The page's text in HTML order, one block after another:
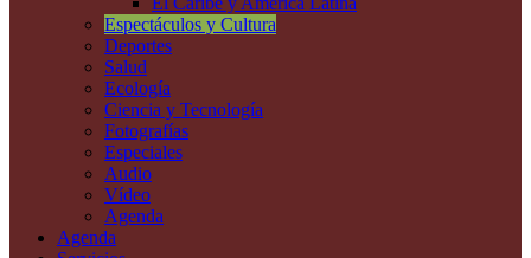
Espectáculos y Cultura
Deportes
Salud
Ecología
Ciencia y Tecnología
Fotografías
Especiales
Audio
Vídeo
Agenda
Agenda